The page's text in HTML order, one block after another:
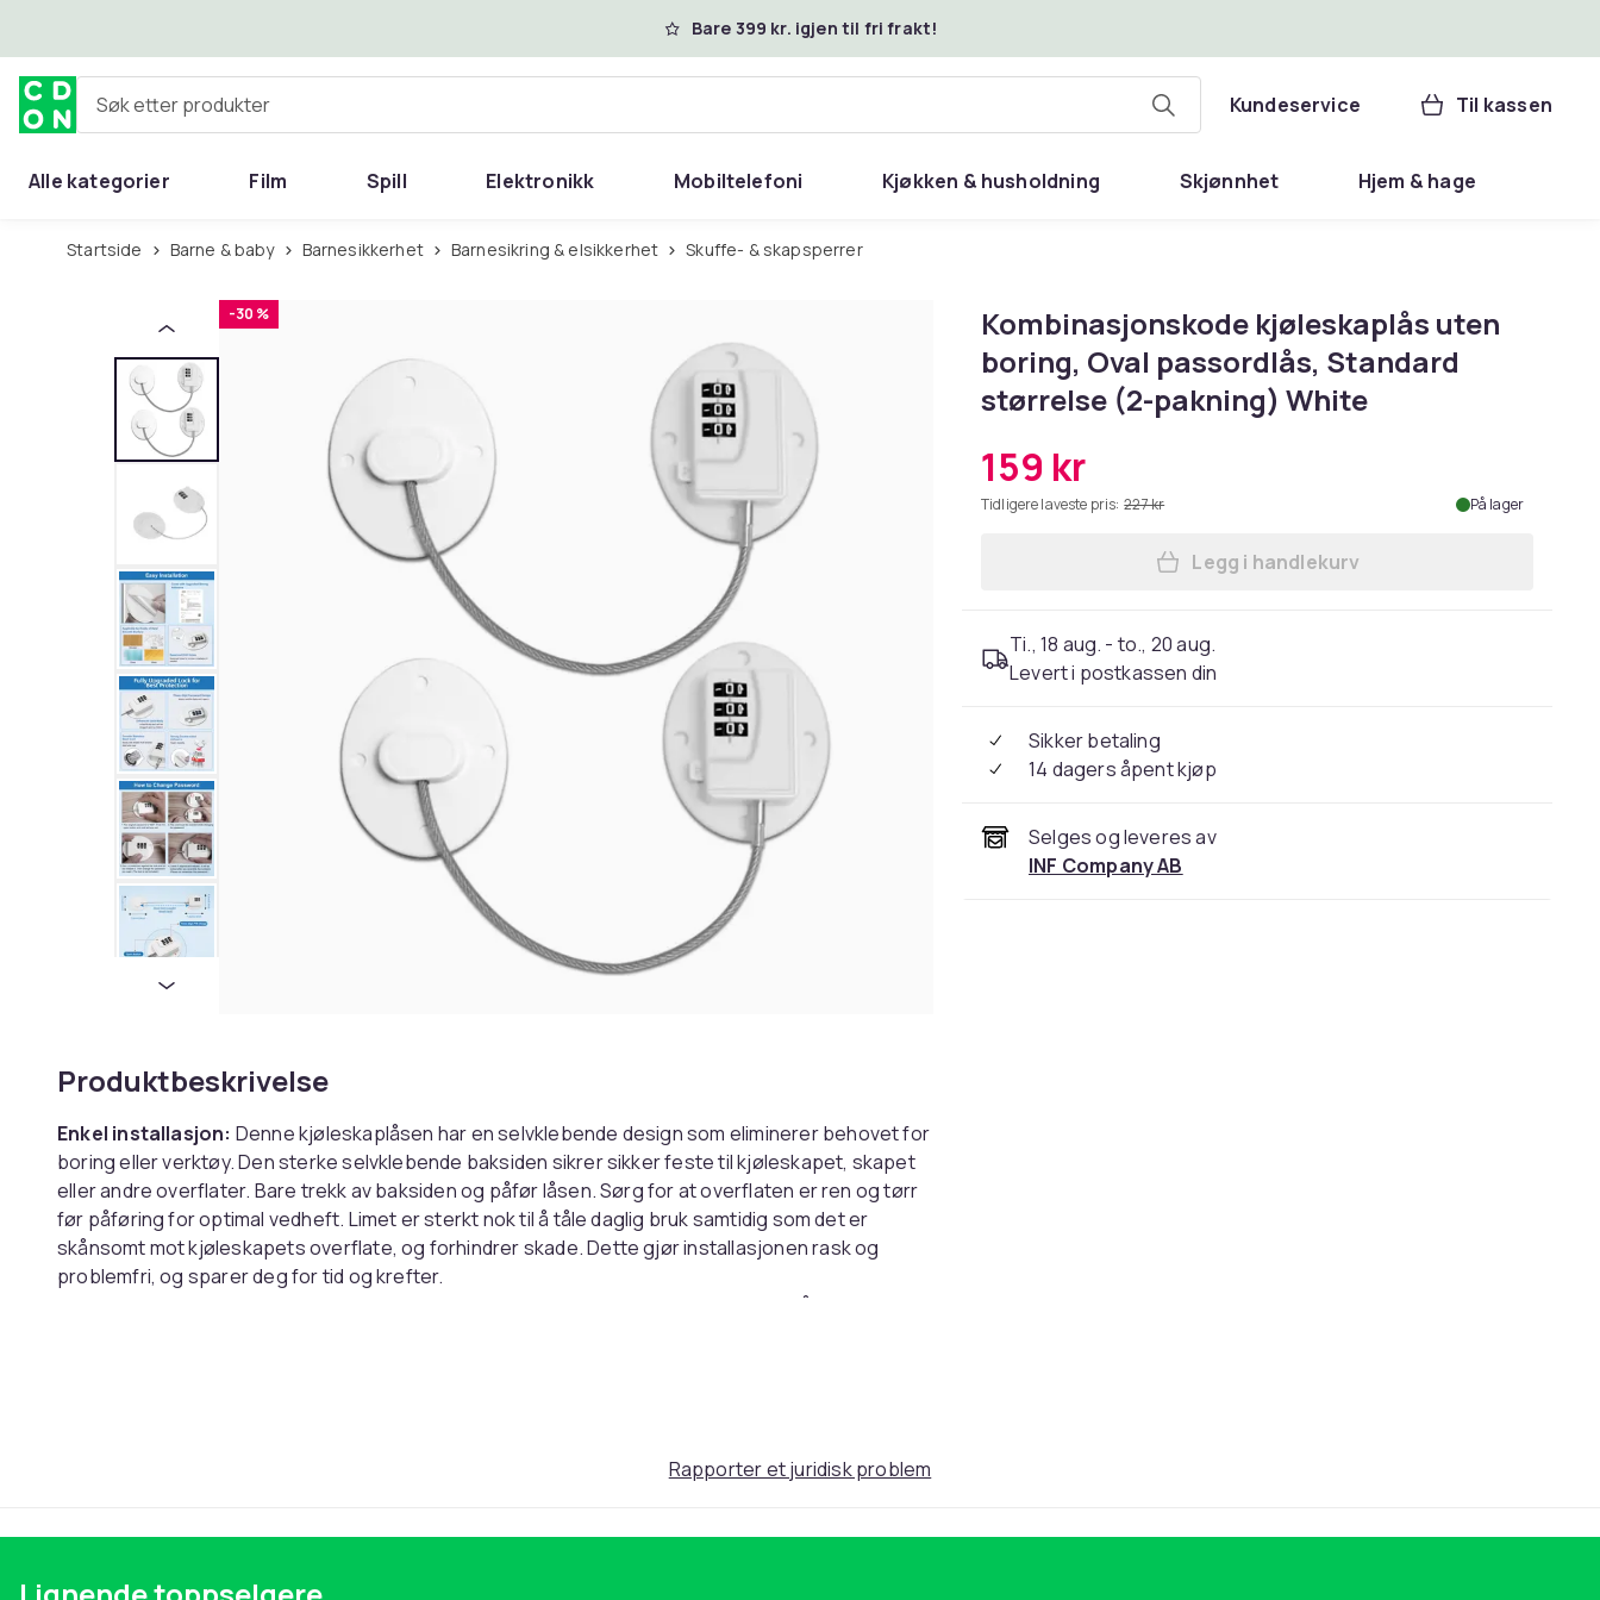
Bare 399 kr. igjen til fri frakt!
Søk etter produkter Kundeservice Til kassen
Alle kategorier Film Spill Elektronikk Mobiltelefoni Kjøkken & husholdning Skjønnhet Hjem & hage
Startside Barne & baby Barnesikkerhet Barnesikring & elsikkerhet Skuffe- & skapsperrer
-30 %
Produktbeskrivelse
Enkel installasjon: Denne kjøleskaplåsen har en selvklebende design som eliminerer behovet for
boring eller verktøy. Den sterke selvklebende baksiden sikrer sikker feste til kjøleskapet, skapet
eller andre overflater. Bare trekk av baksiden og påfør låsen. Sørg for at overflaten er ren og tørr
før påføring for optimal vedheft. Limet er sterkt nok til å tåle daglig bruk samtidig som det er
skånsomt mot kjøleskapets overflate, og forhindrer skade. Dette gjør installasjonen rask og
problemfri, og sparer deg for tid og krefter.
Kombinasjonskodefunksjonen gir et forbedret sikkerhetsnivå, og
bruksområder, ikke bare kjøleskap. Bruk den på skap, frityrkokere, toalettlokk, vinduer, skuffer,
forskjellige gjenstander rundt hjemmet ditt. Den selvklebende baksiden gir enkel installasjon på en
Kombinasjonskode kjøleskaplås uten
boring, Oval passordlås, Standard
størrelse (2-pakning) White
159 kr
Tidligere laveste pris: 227 kr På lager
Legg Kombinasjonskode
Legg i handlekurv
Ti., 18 aug. - to., 20 aug.
Levert i postkassen din
Sikker betaling
14 dagers åpent kjøp
Selges og leveres av
INF Company AB
Rapporter et juridisk problem